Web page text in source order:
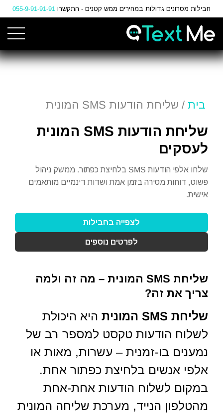
Skip
to
Content
חבילות מסרונים גדולות במחירים ממש קטנים - התקשרו 055-9-91-91-91
בית / שליחת הודעות SMS המונית
שליחת הודעות SMS המונית
לעסקים
שלחו אלפי הודעות SMS בלחיצת כפתור. ממשק ניהול
פשוט, דוחות מסירה בזמן אמת ושדות דינמיים מותאמים
אישית.
לצפייה בחבילות
לפרטים נוספים
שליחת SMS המונית – מה זה ולמה
צריך את זה?
שליחת SMS המונית
היא היכולת
לשלוח הודעות טקסט למספר רב של
נמענים בו-זמנית – עשרות, מאות או
אלפי אנשים בלחיצת כפתור אחת.
במקום לשלוח הודעות אחת-אחת
מהטלפון הנייד, מערכת שליחה המונית